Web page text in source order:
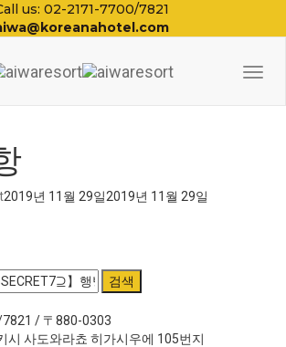
us: 02-2171-7700/7821
2019년 11월 29일2019년 11월 29일
검색
/ 〒880-0303
시 사도와라쵸 히가시우에 105번지